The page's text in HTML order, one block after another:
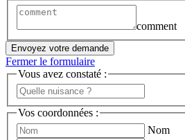
comment
Envoyez votre demande
Fermer le formulaire
Vous avez constaté :
Vos coordonnées :
Nom